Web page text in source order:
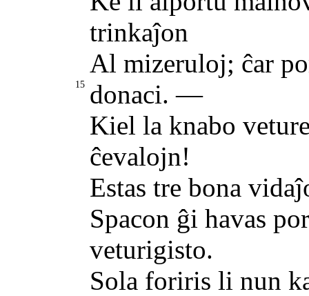
trinkaĵon
Al mizeruloj; ĉar
donaci. —
15
Kiel la knabo
ĉevalojn!
Estas tre bona
Spacon ĝi havas
veturigisto.
Sola foriris li nun